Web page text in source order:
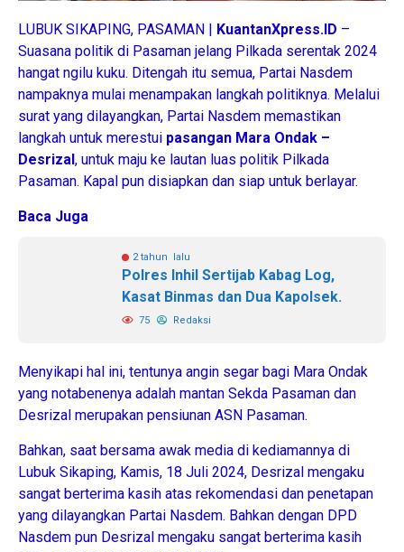
LUBUK SIKAPING, PASAMAN | KuantanXpress.ID –
Suasana politik di Pasaman jelang Pilkada serentak 2024
hangat ngilu kuku. Ditengah itu semua, Partai Nasdem
nampaknya mulai menampakan langkah politiknya. Melalui
surat yang dilayangkan, Partai Nasdem memastikan
langkah untuk merestui pasangan Mara Ondak –
Desrizal, untuk maju ke lautan luas politik Pilkada
Pasaman. Kapal pun disiapkan dan siap untuk berlayar.
Baca Juga
2 tahun lalu
Polres Inhil Sertijab Kabag Log,
Kasat Binmas dan Dua Kapolsek.
75 Redaksi
Menyikapi hal ini, tentunya angin segar bagi Mara Ondak
yang notabenenya adalah mantan Sekda Pasaman dan
Desrizal merupakan pensiunan ASN Pasaman.
Bahkan, saat bersama awak media di kediamannya di
Lubuk Sikaping, Kamis, 18 Juli 2024, Desrizal mengaku
sangat berterima kasih atas rekomendasi dan penetapan
yang dilayangkan Partai Nasdem. Bahkan dengan DPD
Nasdem pun Desrizal mengaku sangat berterima kasih